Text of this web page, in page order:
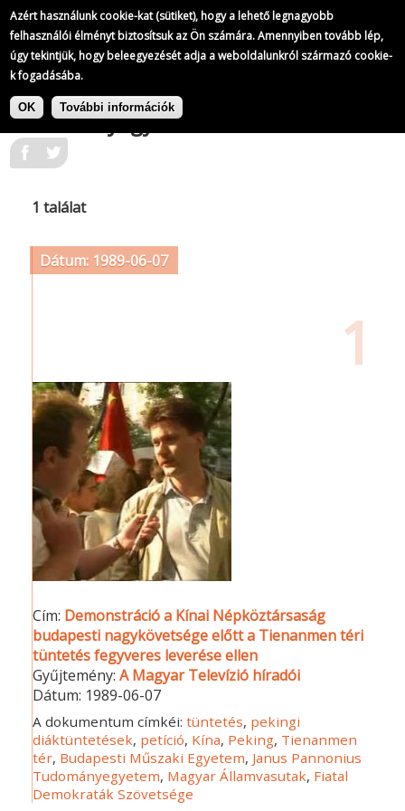
Azért használunk cookie-kat (sütiket), hogy a lehető legnagyobb
felhasználói élményt biztosítsuk az Ön számára. Amennyiben tovább lép,
úgy tekintjük, hogy beleegyezését adja a weboldalunkról származó cookie-
k fogadásába.
OK További információk
Ugrás
Címke: Janus Pannonius
Tudományegyetem
1 találat
Dátum: 1989-06-07
1
Cím: Demonstráció a Kínai Népköztársaság
budapesti nagykövetsége előtt a Tienanmen téri
tüntetés fegyveres leverése ellen
Gyűjtemény:A Magyar Televízió híradói
Dátum: 1989-06-07
A dokumentum címkéi:tüntetés, pekingi
diáktüntetések, petíció, Kína, Peking, Tienanmen
tér, Budapesti Műszaki Egyetem, Janus Pannonius
Tudományegyetem, Magyar Államvasutak, Fiatal
Demokraták Szövetsége